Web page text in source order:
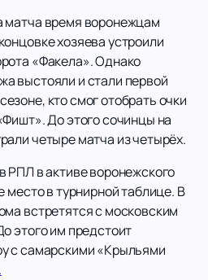
матча время воронежцам
хозяева устроили
«Факела». Однако
выстояли и стали первой
кто смог отобрать очки
До этого сочинцы на
четыре матча из четырёх.
РПЛ в активе воронежского
место в турнирной таблице. В
встретятся с московским
этого им предстоит
с самарскими «Крыльями